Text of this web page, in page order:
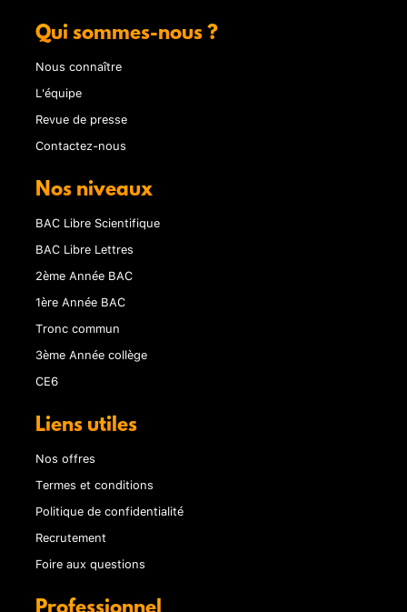
Qui sommes-nous ?
Nous connaître
L'équipe
Revue de presse
Contactez-nous
Nos niveaux
BAC Libre Scientifique
BAC Libre Lettres
2ème Année BAC
1ère Année BAC
Tronc commun
3ème Année collège
CE6
Liens utiles
Nos offres
Termes et conditions
Politique de confidentialité
Recrutement
Foire aux questions